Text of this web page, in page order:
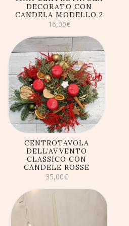
DECORATO CON
CANDELA MODELLO 2
16,00€
AGGIUNGI AL
CARRELLO
CENTROTAVOLA
DELL’AVVENTO
CLASSICO CON
CANDELE ROSSE
35,00€